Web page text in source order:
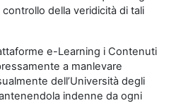
della veridicità di tali
e-Learning i Contenuti
a manlevare
dell’Università degli
indenne da ogni